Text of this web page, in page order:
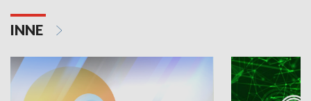
INNE